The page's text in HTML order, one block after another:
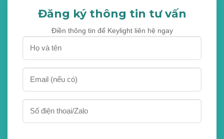
Đăng ký thông tin tư vấn
Điền thông tin để Keylight liên hệ ngay